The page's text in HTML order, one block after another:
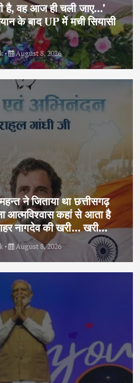
है, वह आज ही चली जाए…’
के बाद UP में मची सियासी
August 8, 2026
ने जिताया था छत्तीसगढ़
आत्मविश्वास कहां से आता है
नागदेव की खरी… खरी…
August 8, 2026